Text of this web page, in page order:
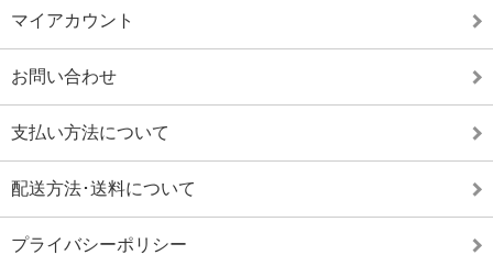
マイアカウント
お問い合わせ
支払い方法について
配送方法･送料について
プライバシーポリシー